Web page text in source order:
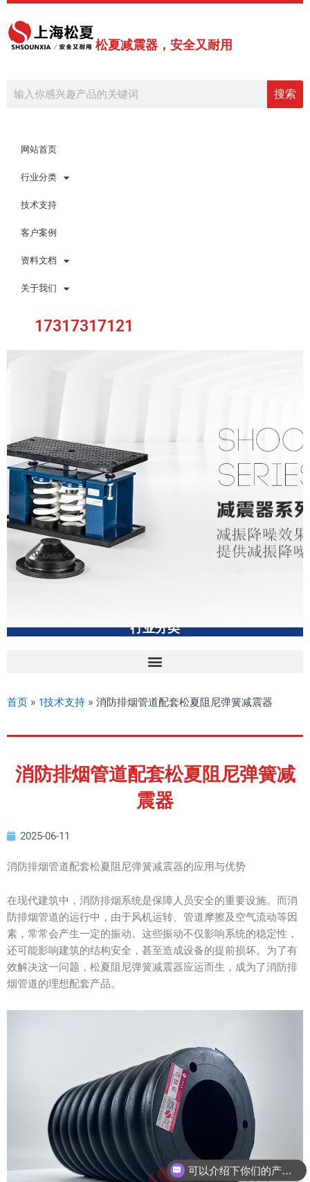
跳
内
松夏减震器，安全又耐用
搜索
网站首页
行业分类
技术支持
客户案例
资料文档
关于我们
17317317121
行业分类
首页 » 1技术支持 » 消防排烟管道配套松夏阻尼弹簧减震器
消防排烟管道配套松夏阻尼弹簧减
震器
2025-06-11
消防排烟管道配套松夏阻尼弹簧减震器的应用与优势
在现代建筑中，消防排烟系统是保障人员安全的重要设施。而消
防排烟管道的运行中，由于风机运转、管道摩擦及空气流动等因
素，常常会产生一定的振动。这些振动不仅影响系统的稳定性，
还可能影响建筑的结构安全，甚至造成设备的提前损坏。为了有
效解决这一问题，松夏阻尼弹簧减震器应运而生，成为了消防排
烟管道的理想配套产品。
可以介绍下你们的产品么？